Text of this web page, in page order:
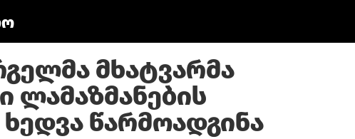
მხატვარმა
ლამაზმანების
წარმოადგინა